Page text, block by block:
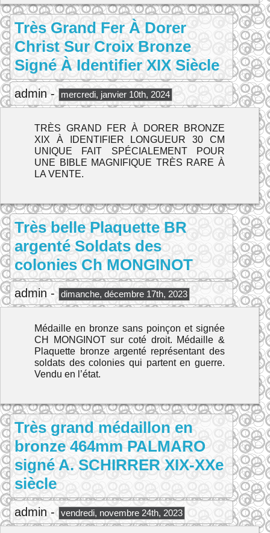
Très Grand Fer À Dorer
Christ Sur Croix Bronze
Signé À Identifier XIX Siècle
admin - mercredi, janvier 10th, 2024
TRÈS GRAND FER À DORER BRONZE
XIX À IDENTIFIER LONGUEUR 30 CM
UNIQUE FAIT SPÉCIALEMENT POUR
UNE BIBLE MAGNIFIQUE TRÈS RARE À
LA VENTE.
Très belle Plaquette BR
argenté Soldats des
colonies Ch MONGINOT
admin - dimanche, décembre 17th, 2023
Médaille en bronze sans poinçon et signée
CH MONGINOT sur coté droit. Médaille &
Plaquette bronze argenté représentant des
soldats des colonies qui partent en guerre.
Vendu en l’état.
Très grand médaillon en
bronze 464mm PALMARO
signé A. SCHIRRER XIX-XXe
siècle
admin - vendredi, novembre 24th, 2023